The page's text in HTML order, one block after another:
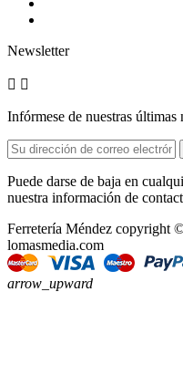
Newsletter
 
Infórmese de nuestras últimas
Puede darse de baja en
nuestra información de
Ferretería Méndez copyright
lomasmedia.com
arrow_upward